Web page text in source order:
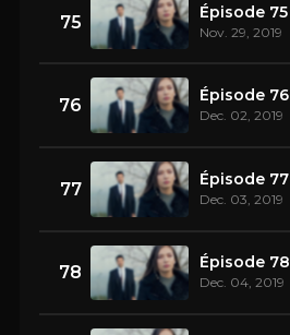
75 Épisode 75
Nov. 29, 2019
76 Épisode 76
Dec. 02, 2019
77 Épisode 77
Dec. 03, 2019
78 Épisode 78
Dec. 04, 2019